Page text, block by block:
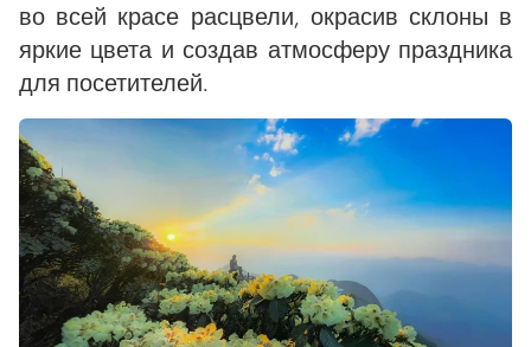
во всей красе расцвели, окрасив склоны в
яркие цвета и создав атмосферу праздника
для посетителей.